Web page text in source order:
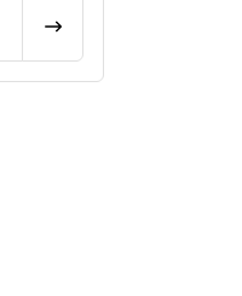
CALCULAR FRETE